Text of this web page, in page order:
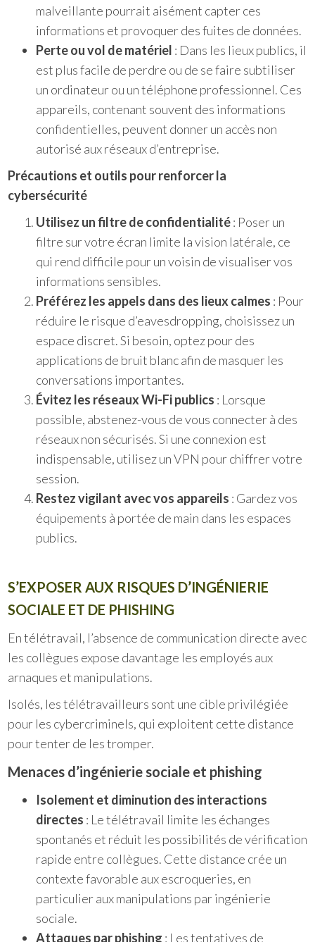
malveillante pourrait aisément capter ces
informations et provoquer des fuites de données.
Perte ou vol de matériel : Dans les lieux publics, il
est plus facile de perdre ou de se faire subtiliser
un ordinateur ou un téléphone professionnel. Ces
appareils, contenant souvent des informations
confidentielles, peuvent donner un accès non
autorisé aux réseaux d’entreprise.
Précautions et outils pour renforcer la
cybersécurité
Utilisez un filtre de confidentialité: Poser un
filtre sur votre écran limite la vision latérale, ce
qui rend difficile pour un voisin de visualiser vos
informations sensibles.
Préférez les appels dans des lieux calmes : Pour
réduire le risque d’eavesdropping, choisissez un
espace discret. Si besoin, optez pour des
applications de bruit blanc afin de masquer les
conversations importantes.
Évitez les réseaux Wi-Fi publics : Lorsque
possible, abstenez-vous de vous connecter à des
réseaux non sécurisés. Si une connexion est
indispensable, utilisez un VPN pour chiffrer votre
session.
Restez vigilant avec vos appareils : Gardez vos
équipements à portée de main dans les espaces
publics.
S’EXPOSER AUX RISQUES D’INGÉNIERIE
SOCIALE ET DE PHISHING
En télétravail, l’absence de communication directe avec
les collègues expose davantage les employés aux
arnaques et manipulations.
Isolés, les télétravailleurs sont une cible privilégiée
pour les cybercriminels, qui exploitent cette distance
pour tenter de les tromper.
Menaces d’ingénierie sociale et phishing
Isolement et diminution des interactions
directes : Le télétravail limite les échanges
spontanés et réduit les possibilités de vérification
rapide entre collègues. Cette distance crée un
contexte favorable aux escroqueries, en
particulier aux manipulations par ingénierie
sociale.
Attaques par phishing : Les tentatives de